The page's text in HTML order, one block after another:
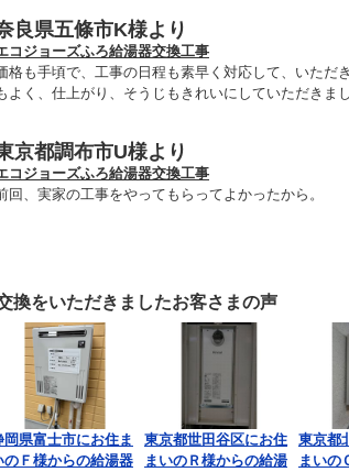
良県五條市K様より
コジョーズふろ給湯器交換工事
格も手頃で、工事の日程も素早く対応して、いただ
よく、仕上がり、そうじもきれいにしていただきまし
京都調布市U様より
コジョーズふろ給湯器交換工事
回、実家の工事をやってもらってよかったから。
換をいただきましたお客さまの声
岡県富士市にお住ま
のＦ様からの給湯器
東京都世田谷区にお住
まいのＲ様からの給湯
東京都
まいの